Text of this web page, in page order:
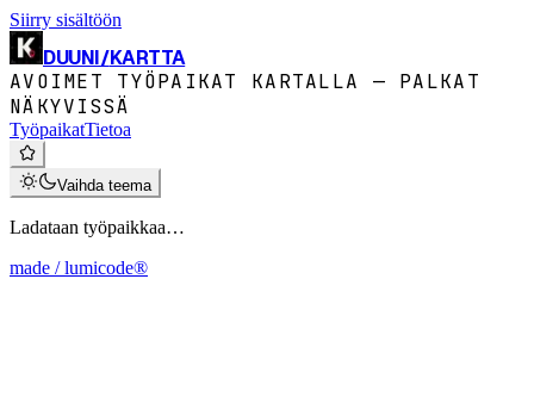
Siirry sisältöön
DUUNI/KARTTA
AVOIMET TYÖPAIKAT KARTALLA — PALKAT
NÄKYVISSÄ
TyöpaikatTietoa
Vaihda teema
Ladataan työpaikkaa…
made / lumicode®